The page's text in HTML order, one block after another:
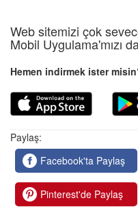
Web sitemizi çok
Mobil Uygulama'mızı
Hemen indirmek ister
Paylaş:
Facebook'ta Paylaş
Pinterest'de Paylaş